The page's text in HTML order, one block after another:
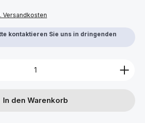
Versandkosten
kontaktieren Sie uns in dringenden
Gib den gewünschten Wert ein
In den Warenkorb